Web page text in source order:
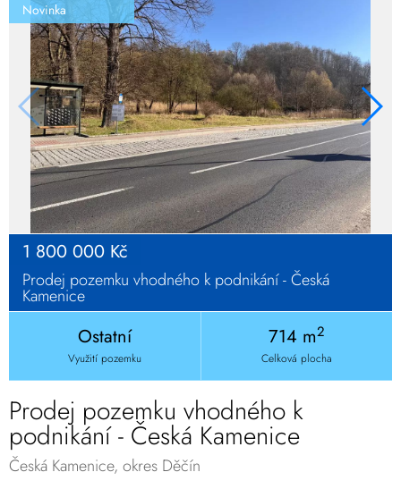
Novinka
1 800 000 Kč
Prodej pozemku vhodného k podnikání - Česká
Kamenice
Ostatní
Využití pozemku
714 m2
Celková plocha
Prodej pozemku vhodného k
podnikání - Česká Kamenice
Česká Kamenice, okres Děčín